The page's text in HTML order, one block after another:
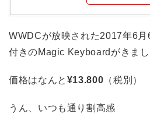
WWDCが放映された2017年6
付きのMagic Keyboardがきまし
価格はなんと ¥13.800 （税別）
うん、いつも通り割高感